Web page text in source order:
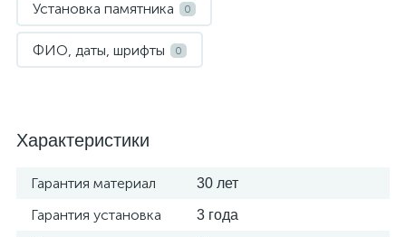
Установка памятника 0
ФИО, даты, шрифты 0
Характеристики
Гарантия материал 30 лет
Гарантия установка 3 года